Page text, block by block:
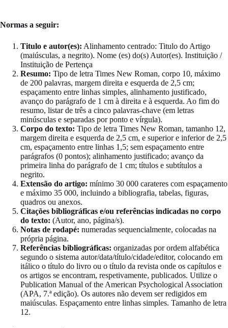
Normas a seguir:
Titulo e autor(es): Alinhamento centrado: Titulo do Artigo
(maiúsculas, a negrito). Nome (es) do(s) Autor(es). Instituição /
Instituição de Pertença
Resumo: Tipo de letra Times New Roman, corpo 10, máximo
de 200 palavras, margem direita e esquerda de 2,5 cm;
espaçamento entre linhas simples, alinhamento justificado,
avanço do parágrafo de 1 cm à direita e à esquerda. Ao fim do
resumo, listar de três a cinco palavras-chave (em letras
minúsculas e separadas por ponto e vírgula).
Corpo do texto: Tipo de letra Times New Roman, tamanho 12,
margem direita e esquerda de 2,5 cm, e superior e inferior de 2,5
cm, espaçamento entre linhas 1,5; sem espaçamento entre
parágrafos (0 pontos); alinhamento justificado; avanço da
primeira linha do parágrafo de 1 cm; títulos e subtítulos a
negrito.
Extensão do artigo: mínimo 30 000 carateres com espaçamento
e máximo 35 000, incluindo a bibliografia, tabelas, figuras,
quadros ou anexos.
Citações bibliográficas e/ou referências indicadas no corpo
do texto: (Autor, ano, página/s).
Notas de rodapé: numeradas sequencialmente, colocadas na
própria página.
Referências bibliográficas: organizadas por ordem alfabética
segundo o sistema autor/data/título/cidade/editor, colocando em
itálico o título do livro ou o título da revista onde os capítulos e
os artigos se encontram, respetivamente, publicados. Utilize o
Publication Manual of the American Psychological Association
(APA, 7.ª edição). Os autores não devem ser redigidos em
maiúsculas. Espaçamento entre linhas simples. Tamanho de letra
12.